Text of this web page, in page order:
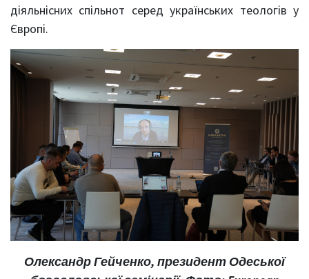
діяльнісних спільнот серед українських теологів у
Європі.
Олександр Гейченко, президент Одеської